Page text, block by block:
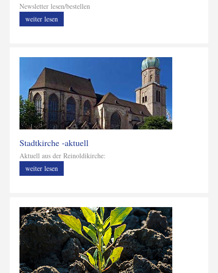
Newsletter lesen/bestellen
weiter lesen
Stadtkirche -aktuell
Aktuell aus der Reinoldikirche:
weiter lesen